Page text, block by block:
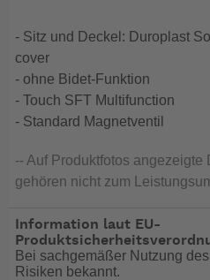
- Sitz und Deckel: Duroplast
cover
- ohne Bidet-Funktion
- Touch SFT Multifunction
- Standard Magnetventil
-- Auf Produktfotos angezeigte
gehören nicht zum
Information laut EU-
Bei sachgemäßer Nutzung
Risiken bekannt.